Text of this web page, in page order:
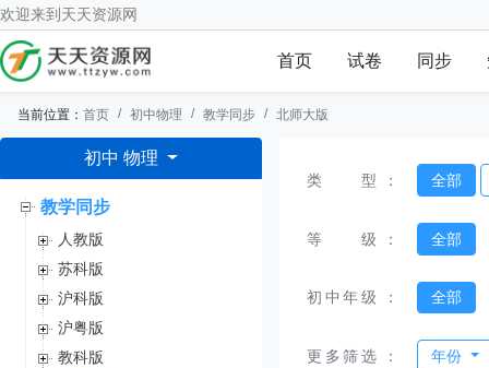
欢迎来到 天天资源网
首页 试卷 同步
当前位置： 首页 初中物理 教学同步 北师大版
初中 物理
教学同步
人教版
苏科版
沪科版
沪粤版
教科版
类型 ： 全部
等级 ： 全部
初中年级 ： 全部
更多筛选 ： 年份